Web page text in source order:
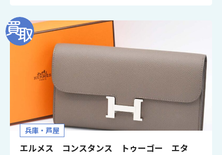
兵庫・芦屋
エルメス コンスタンス トゥーゴー エタ